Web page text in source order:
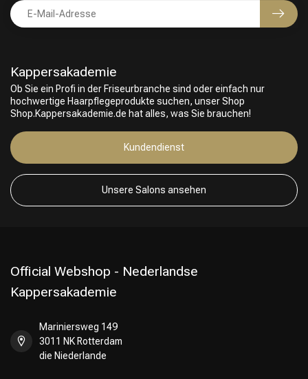
Umformung
Kappersakademie
Ob Sie ein Profi in der Friseurbranche sind oder einfach nur
hochwertige Haarpflegeprodukte suchen, unser Shop
Shop.Kappersakademie.de hat alles, was Sie brauchen!
Kundendienst
Unsere Salons ansehen
Official Webshop - Nederlandse
Kappersakademie
Mariniersweg 149
3011 NK Rotterdam
die Niederlande